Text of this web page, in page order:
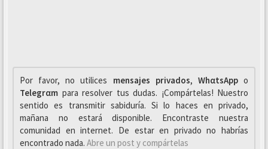
Por favor, no utilices mensajes privados, WhαtsAppo
Telegrαm para resolver tus dudas. ¡Compártelas! Nuestro
sentido es transmitir sabiduría. Si lo haces en privado,
mañana no estará disponible. Encontraste nuestra
comunidad en internet. De estar en privado no habrías
encontrado nada. Abre un post y compártelas